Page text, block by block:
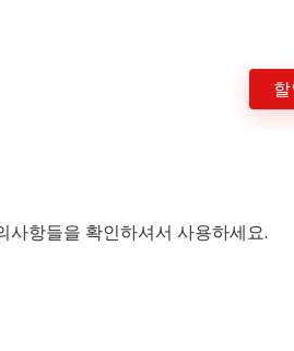
사항들을 확인하셔서 사용하세요.